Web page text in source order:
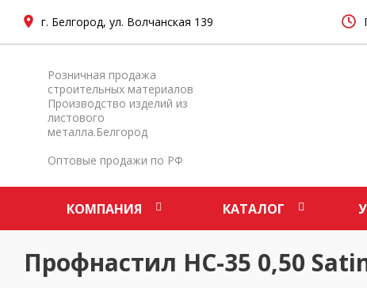
г. Белгород, ул. Волчанская 139
Розничная продажа
строительных материалов
Производство изделий из
листового
металла.Белгород
Оптовые продажи по РФ
КОМПАНИЯ КАТАЛОГ
Профнастил НС-35 0,50